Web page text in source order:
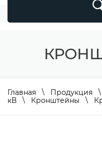
Главная \ Продукция \
кВ \ Кронштейны \